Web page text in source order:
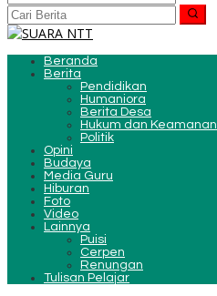
Beranda
Berita
Pendidikan
Humaniora
Berita Desa
Hukum dan Keamanan
Politik
Opini
Budaya
Media Guru
Hiburan
Foto
Video
Lainnya
Puisi
Cerpen
Renungan
Tulisan Pelajar